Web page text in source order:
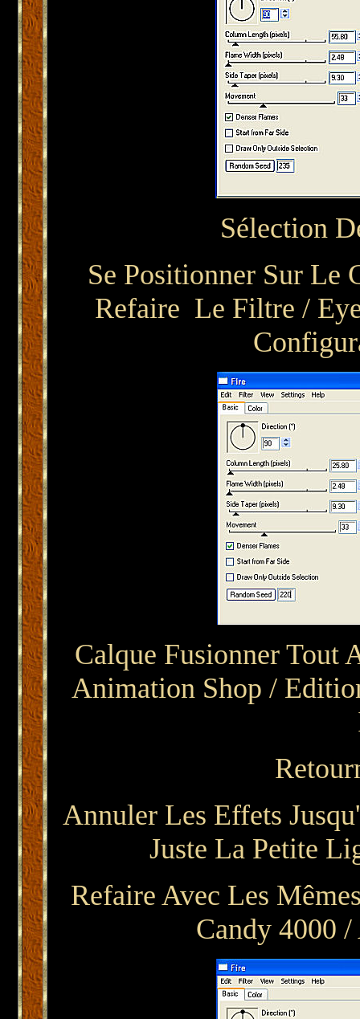
Sélection
Se Positionner Sur Le
Refaire Le Filtre /
Calque Fusionner
Animation Shop /
Annuler Les Effets
Juste La Petite
Refaire Avec Les
Candy 4000 /